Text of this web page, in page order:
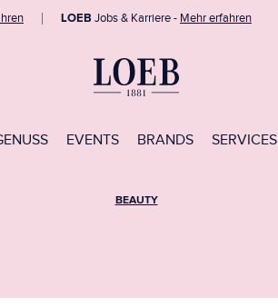
LOEB Jobs & Karriere - Mehr erfahren
EVENTS BRANDS SERVICES
BEAUTY